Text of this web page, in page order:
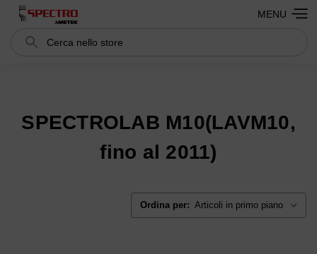
Cerca Search
MENU
SPECTROLAB M10(LAVM10,
fino al 2011)
Ordina per: